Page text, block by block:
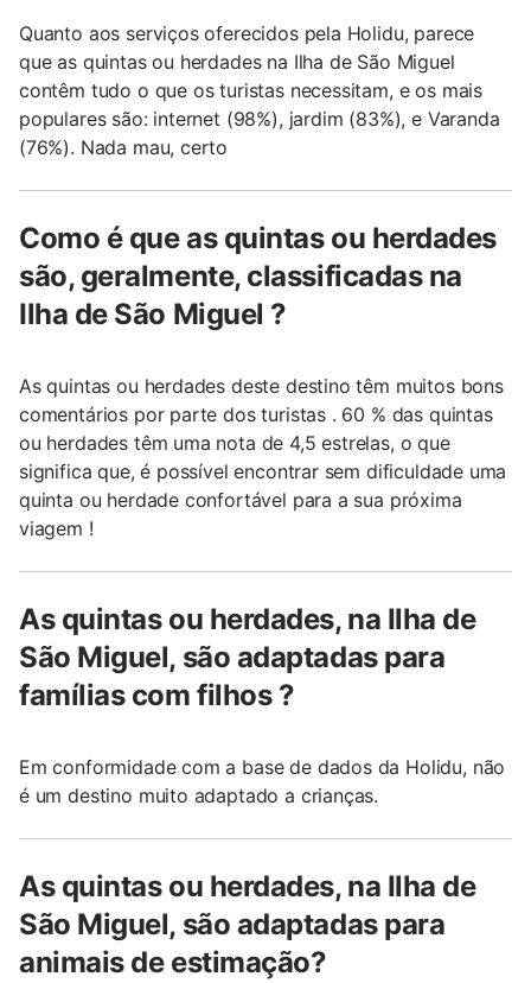
Quanto aos serviços oferecidos pela Holidu, parece
que as quintas ou herdades na Ilha de São Miguel
contêm tudo o que os turistas necessitam, e os mais
populares são: internet (98%), jardim (83%), e Varanda
(76%). Nada mau, certo
Como é que as quintas ou herdades
são, geralmente, classificadas na
Ilha de São Miguel ?
As quintas ou herdades deste destino têm muitos bons
comentários por parte dos turistas . 60 % das quintas
ou herdades têm uma nota de 4,5 estrelas, o que
significa que, é possível encontrar sem dificuldade uma
quinta ou herdade confortável para a sua próxima
viagem !
As quintas ou herdades, na Ilha de
São Miguel, são adaptadas para
famílias com filhos ?
Em conformidade com a base de dados da Holidu, não
é um destino muito adaptado a crianças.
As quintas ou herdades, na Ilha de
São Miguel, são adaptadas para
animais de estimação?